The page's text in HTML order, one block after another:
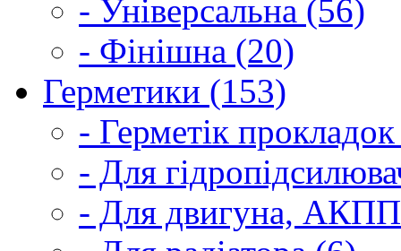
- Універсальна (56)
- Фінішна (20)
Герметики (153)
- Герметік
- Для
- Для двигуна,